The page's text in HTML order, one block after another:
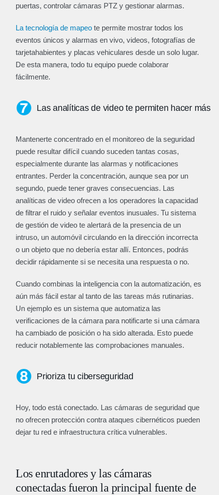
puertas, controlar cámaras PTZ y gestionar alarmas.
La tecnología de mapeo te permite mostrar todos los
eventos únicos y alarmas en vivo, videos, fotografías de
tarjetahabientes y placas vehiculares desde un solo lugar.
De esta manera, todo tu equipo puede colaborar
fácilmente.
Las analíticas de video te permiten hacer más
Mantenerte concentrado en el monitoreo de la seguridad
puede resultar difícil cuando suceden tantas cosas,
especialmente durante las alarmas y notificaciones
entrantes. Perder la concentración, aunque sea por un
segundo, puede tener graves consecuencias. Las
analíticas de video ofrecen a los operadores la capacidad
de filtrar el ruido y señalar eventos inusuales. Tu sistema
de gestión de video te alertará de la presencia de un
intruso, un automóvil circulando en la dirección incorrecta
o un objeto que no debería estar allí. Entonces, podrás
decidir rápidamente si se necesita una respuesta o no.
Cuando combinas la inteligencia con la automatización, es
aún más fácil estar al tanto de las tareas más rutinarias.
Un ejemplo es un sistema que automatiza las
verificaciones de la cámara para notificarte si una cámara
ha cambiado de posición o ha sido alterada. Esto puede
reducir notablemente las comprobaciones manuales.
Prioriza tu ciberseguridad
Hoy, todo está conectado. Las cámaras de seguridad que
no ofrecen protección contra ataques cibernéticos pueden
dejar tu red e infraestructura crítica vulnerables.
Los enrutadores y las cámaras
conectadas fueron la principal fuente de